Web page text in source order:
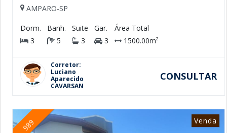
AMPARO-SP
Dorm.
3
Banh.
5
Suite
3
Gar.
3
Área Total
1500.00m²
Corretor:
Luciano
Aparecido
CAVARSAN
CONSULTAR
989 Venda